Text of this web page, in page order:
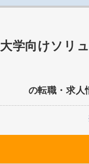
大学向けソリ
の転職・求人